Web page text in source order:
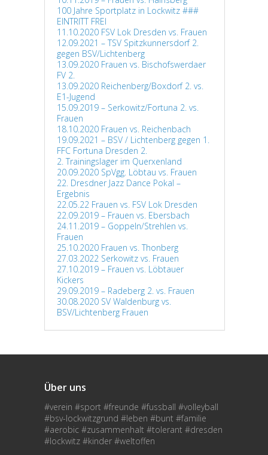
100 Jahre Sportplatz in Lockwitz ###
EINTRITT FREI
11.10.2020 FSV Lok Dresden vs. Frauen
12.09.2021 – TSV Spitzkunnersdorf 2.
gegen BSV/Lichtenberg
13.09.2020 Frauen vs. Bischofswerdaer
FV 2.
13.09.2020 Reichenberg/Boxdorf 2. vs.
E1-Jugend
15.09.2019 – Serkowitz/Fortuna 2. vs.
Frauen
18.10.2020 Frauen vs. Reichenbach
19.09.2021 – BSV / Lichtenberg gegen 1.
FFC Fortuna Dresden 2.
2. Trainingslager im Querxenland
20.09.2020 SpVgg. Löbtau vs. Frauen
22. Dresdner Jazz Dance Pokal –
Ergebnis
22.05.22 Frauen vs. FSV Lok Dresden
22.09.2019 – Frauen vs. Ebersbach
24.11.2019 – Goppeln/Strehlen vs.
Frauen
25.10.2020 Frauen vs. Thonberg
27.03.2022 Serkowitz vs. Frauen
27.10.2019 – Frauen vs. Löbtauer
Kickers
29.09.2019 – Radeberg 2. vs. Frauen
30.08.2020 SV Waldenburg vs.
BSV/Lichtenberg Frauen
Über uns
#verein #sport #freunde #fussball #volleyball
#bsv-lockwitzgrund #leben #bunt #familie
#aerobic #zusammenhalt #tolerant #dresden
#lockwitz #kinder #weltoffen